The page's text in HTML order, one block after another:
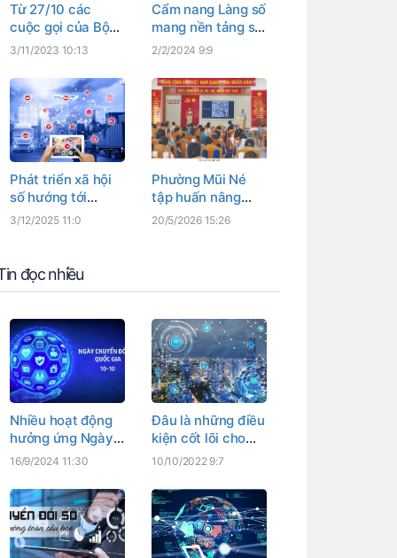
Từ 27/10 các
cuộc gọi của Bộ
TT&TT và nhà
định danh
3/11/2023 10:13
Cẩm nang Làng số
mang nền tảng số
đến hộ gia đình
2/2/2024 9:9
Phát triển xã hội
số hướng tới
người dân và
3/12/2025 11:0
Phường Mũi Né
tập huấn nâng
cao năng lực
20/5/2026 15:26
đọc nhiều
Nhiều hoạt động
hưởng ứng Ngày
Chuyển đổi số
Chuyển đổi số
tỉnh Bình Thuận
16/9/2024 11:30
Đâu là những điều
kiện cốt lõi cho
chiến lược chuyển
10/10/2022 9:7